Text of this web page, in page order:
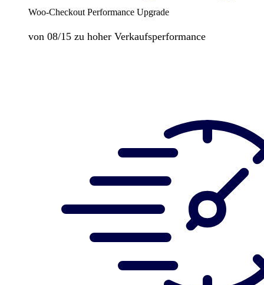
Woo-Checkout Performance Upgrade
von 08/15 zu hoher Verkaufsperformance